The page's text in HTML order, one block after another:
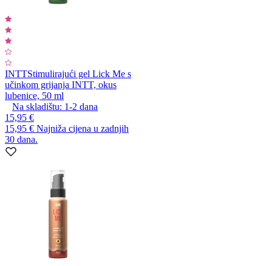
INTTStimulirajući gel Lick Me s
učinkom grijanja INTT, okus
lubenice, 50 ml
Na skladištu: 1-2 dana
15,95 €
15,95 € Najniža cijena u zadnjih
30 dana.